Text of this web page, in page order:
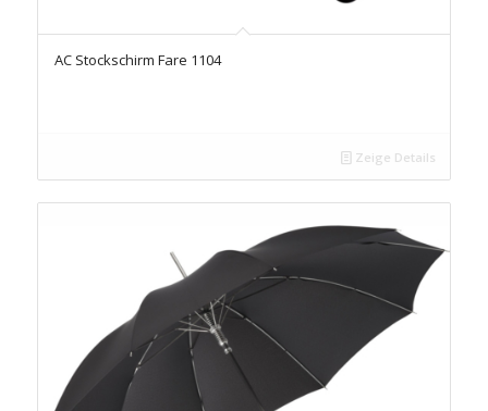
AC Stockschirm Fare 1104
Zeige Details